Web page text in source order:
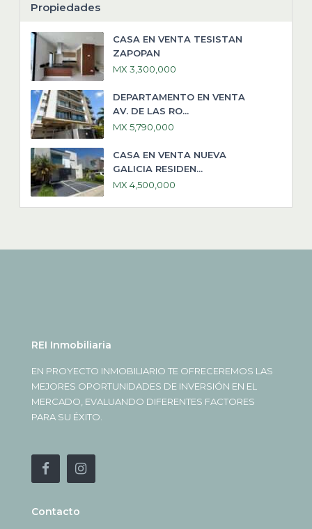
Propiedades
CASA EN VENTA TESISTAN
ZAPOPAN
MX 3,300,000
DEPARTAMENTO EN VENTA
AV. DE LAS RO...
MX 5,790,000
CASA EN VENTA NUEVA
GALICIA RESIDEN...
MX 4,500,000
REI Inmobiliaria
EN PROYECTO INMOBILIARIO TE OFRECEREMOS LAS
MEJORES OPORTUNIDADES DE INVERSIÓN EN EL
MERCADO, EVALUANDO DIFERENTES FACTORES
PARA SU ÉXITO.
Contacto